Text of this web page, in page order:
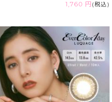
1,760 円 (税込)